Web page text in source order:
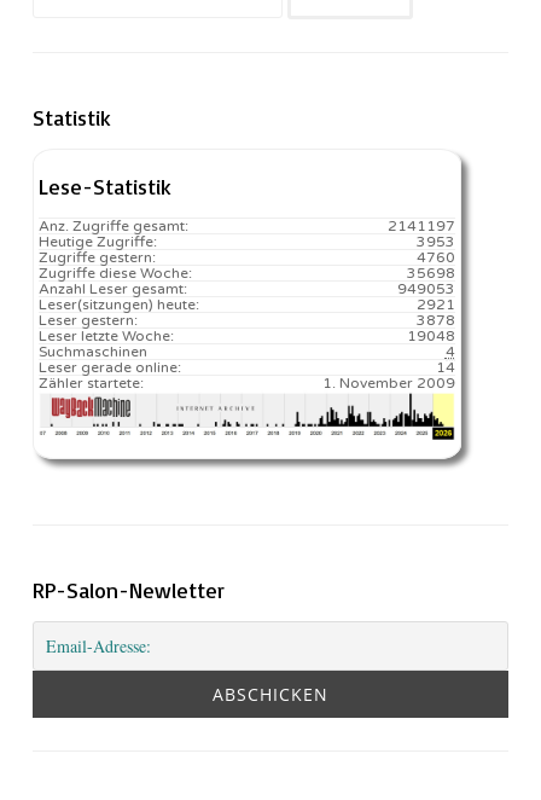
Statistik
Lese-Statistik
2141197
Anz. Zugriffe gesamt:
3953
Heutige Zugriffe:
4760
Zugriffe gestern:
35698
Zugriffe diese Woche:
949053
Anzahl Leser gesamt:
2921️
Leser(sitzungen) heute:
3878
Leser gestern:
19048️
Leser letzte Woche:
4
Suchmaschinen
14
Leser gerade online:
1. November 2009
Zähler startete:
RP-Salon-Newletter